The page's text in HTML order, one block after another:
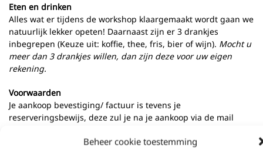
Beheer cookie toestemming
Eten en drinken
Alles wat er tijdens de workshop klaargemaakt wordt gaan we
natuurlijk lekker opeten! Daarnaast zijn er 3 drankjes
inbegrepen (Keuze uit: koffie, thee, fris, bier of wijn). Mocht u
meer dan 3 drankjes willen, dan zijn deze voor uw eigen
rekening.
Voorwaarden
Je aankoop bevestiging/ factuur is tevens je
reserveringsbewijs, deze zul je na je aankoop via de mail
met belangrijke informatie!